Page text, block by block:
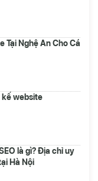
Tại Nghệ An Cho Cá
kế website
là gì? Địa chỉ uy
Hà Nội